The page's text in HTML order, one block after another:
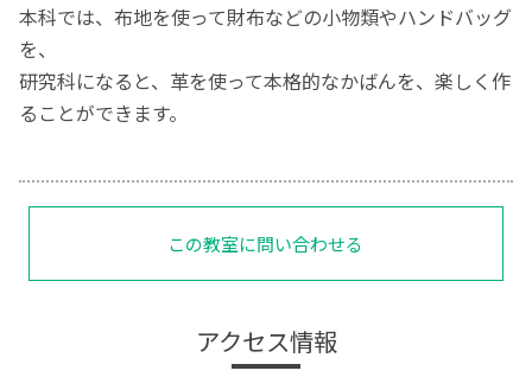
本科では、布地を使って財布などの小物類やハンドバッグ
を、
研究科になると、革を使って本格的なかばんを、楽しく作
ることができます。
この教室に問い合わせる
アクセス情報